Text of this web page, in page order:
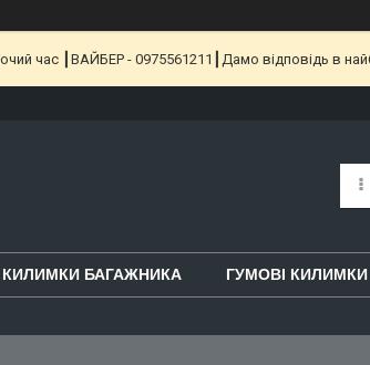
час ┃ВАЙБЕР - 0975561211┃Дамо відповідь в
КИЛИМКИ БАГАЖНИКА ГУМОВІ КИЛИМКИ